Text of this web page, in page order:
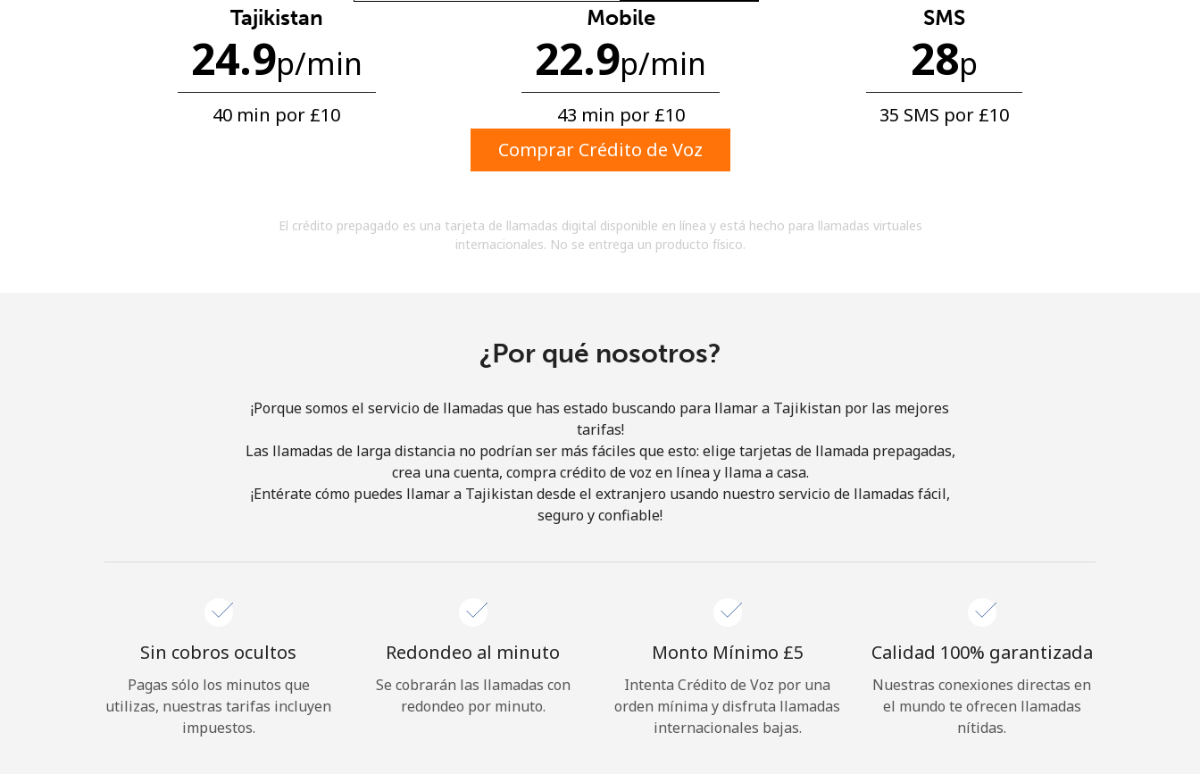
No se ha creado una contraseña
Mínimo 8 caracteres
Una letra mayúscula y una minúscula
Un caracter especial
acuerdo con estos
Términos y condiciones.
Únete
¡Hola!
Tajikistan
24.9p/min
40 min por ⁦£10⁩
Mobile
22.9p/min
43 min por ⁦£10⁩
SMS
28p
35 SMS por ⁦£10⁩
Comprar Crédito de Voz
El crédito prepagado es una tarjeta de llamadas digital disponible en línea y está hecho para llamadas virtuales
internacionales. No se entrega un producto físico.
¿Por qué nosotros?
¡Porque somos el servicio de llamadas que has estado buscando para llamar a Tajikistan por las mejores
tarifas!
Las llamadas de larga distancia no podrían ser más fáciles que esto: elige tarjetas de llamada prepagadas,
crea una cuenta, compra crédito de voz en línea y llama a casa.
¡Entérate cómo puedes llamar a Tajikistan desde el extranjero usando nuestro servicio de llamadas fácil,
seguro y confiable!
Sin cobros ocultos
Pagas sólo los minutos que
utilizas, nuestras tarifas incluyen
impuestos.
Redondeo al minuto
Se cobrarán las llamadas con
redondeo por minuto.
Monto Mínimo ⁦£5⁩
Intenta Crédito de Voz por una
orden mínima y disfruta llamadas
internacionales bajas.
Calidad 100% garantizada
Nuestras conexiones directas en
el mundo te ofrecen llamadas
nítidas.